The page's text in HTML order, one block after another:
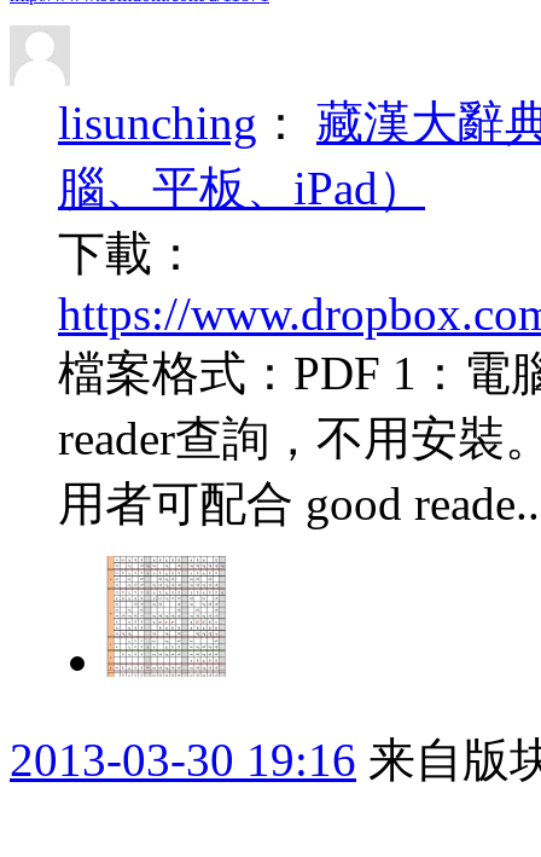
lisunching ： 藏漢大辭
腦、平板、iPad）
下載：
https://
檔案格式：PDF 1：電
reader查詢，不用安裝
用者可配合 good
2013-03-30 19:16 来自版